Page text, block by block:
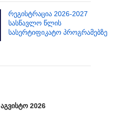
რეგისტრაცია 2026-2027
სასწავლო წლის
სასერტიფიკატო პროგრამებზე
აგვისტო 2026